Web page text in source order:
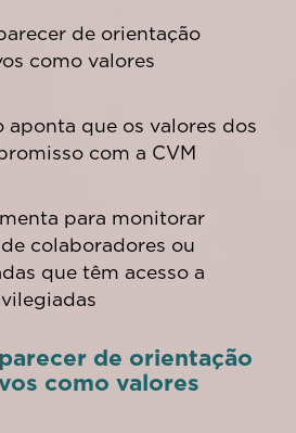
de orientação
como valores
aponta que os valores dos
com a CVM
para monitorar
colaboradores ou
que têm acesso a
parecer de orientação
como valores